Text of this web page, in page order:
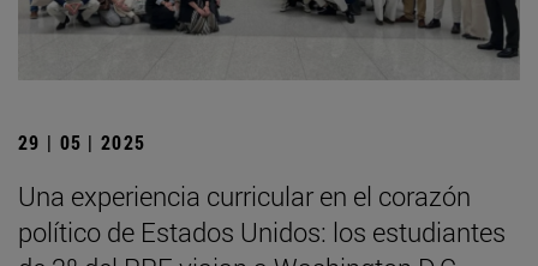
29 | 05 | 2025
Una experiencia curricular en el corazón
político de Estados Unidos: los estudiantes